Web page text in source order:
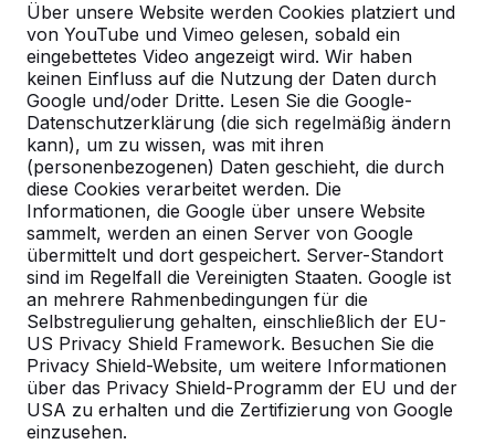
Über unsere Website werden Cookies platziert und
von YouTube und Vimeo gelesen, sobald ein
eingebettetes Video angezeigt wird. Wir haben
keinen Einfluss auf die Nutzung der Daten durch
Google und/oder Dritte. Lesen Sie die Google-
Datenschutzerklärung (die sich regelmäßig ändern
kann), um zu wissen, was mit ihren
(personenbezogenen) Daten geschieht, die durch
diese Cookies verarbeitet werden. Die
Informationen, die Google über unsere Website
sammelt, werden an einen Server von Google
übermittelt und dort gespeichert. Server-Standort
sind im Regelfall die Vereinigten Staaten. Google ist
an mehrere Rahmenbedingungen für die
Selbstregulierung gehalten, einschließlich der EU-
US Privacy Shield Framework. Besuchen Sie die
Privacy Shield-Website, um weitere Informationen
über das Privacy Shield-Programm der EU und der
USA zu erhalten und die Zertifizierung von Google
einzusehen.
23-06-2026
10
dieses war die erste Bestellung. Es war alles
durchweg positiv
Gabi Baxpehler
10-06-2026
10
Die Tischgruppen stehen seit drei Tagen und
sie werden von den Kindern sehr gut
angenommen. Wir sind sehr zufrieden mit der
Entscheidung für die Picknicksets.
Grundschule Friedrichsthal
03-06-2026
Referenzen
Unsere Produkte finden Sie in ganz Europa
und darüber hinaus. Sehen Sie hier, wo Sie
ein HeBlad-Produkt in Ihrer Nähe finden.